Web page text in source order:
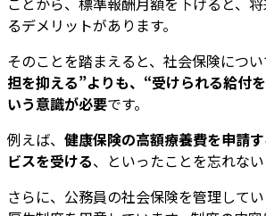
るデメリットがあります。
そのことを踏まえると、社会保険につい
担を抑える”よりも、“受けられる給付
いう意識が必要です。
例えば、 健康保険の高額療養費を申請
ビスを受ける、といったことを忘れない
さらに、公務員の社会保険を管理して